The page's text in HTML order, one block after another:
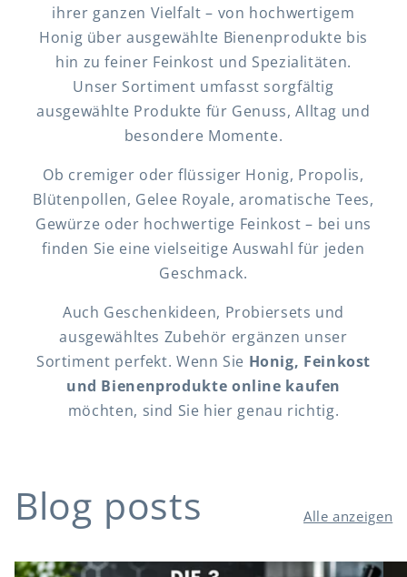
ihrer ganzen Vielfalt – von hochwertigem
Honig über ausgewählte Bienenprodukte bis
hin zu feiner Feinkost und Spezialitäten.
Unser Sortiment umfasst sorgfältig
ausgewählte Produkte für Genuss, Alltag und
besondere Momente.
Ob cremiger oder flüssiger Honig, Propolis,
Blütenpollen, Gelee Royale, aromatische Tees,
Gewürze oder hochwertige Feinkost – bei uns
finden Sie eine vielseitige Auswahl für jeden
Geschmack.
Auch Geschenkideen, Probiersets und
ausgewähltes Zubehör ergänzen unser
Sortiment perfekt. Wenn Sie Honig, Feinkost
und Bienenprodukte online kaufen
möchten, sind Sie hier genau richtig.
Blog posts Alle anzeigen